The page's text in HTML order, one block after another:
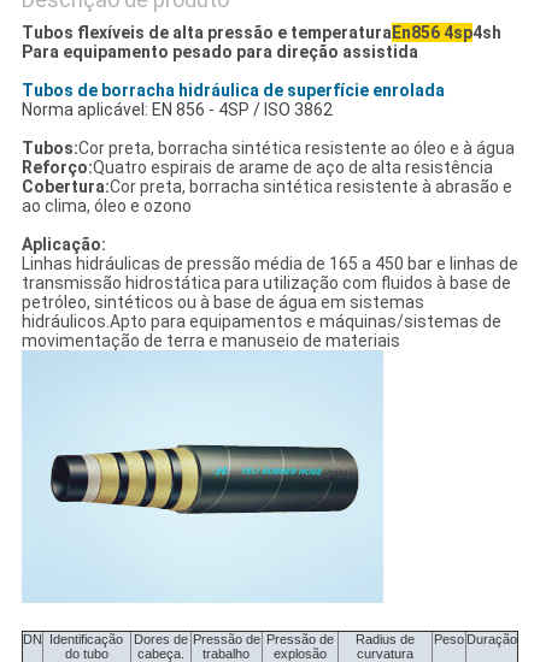
Tubos flexíveis de alta pressão e temperaturaEn856 4sp4sh
Para equipamento pesado para direção assistida
Tubos de borracha hidráulica de superfície enrolada
Norma aplicável: EN 856 - 4SP / ISO 3862
Tubos:Cor preta, borracha sintética resistente ao óleo e à água
Reforço:Quatro espirais de arame de aço de alta resistência
Cobertura:Cor preta, borracha sintética resistente à abrasão e
ao clima, óleo e ozono
Aplicação:
Linhas hidráulicas de pressão média de 165 a 450 bar e linhas de
transmissão hidrostática para utilização com fluidos à base de
petróleo, sintéticos ou à base de água em sistemas
hidráulicos.Apto para equipamentos e máquinas/sistemas de
movimentação de terra e manuseio de materiais
DN
Identificação
do tubo
Dores de
cabeça.
Pressão de
trabalho
Pressão de
explosão
Radius de
curvatura
Peso Duração